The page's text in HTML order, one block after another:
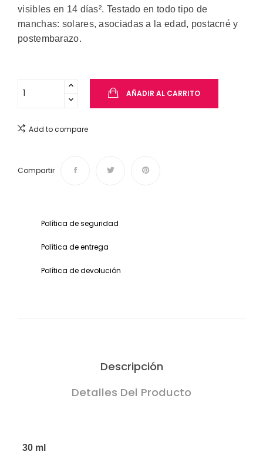
visibles en 14 días². Testado en todo tipo de
manchas: solares, asociadas a la edad, postacné y
postembarazo.
AÑADIR AL CARRITO
Add to compare
Compartir
Política de seguridad
Política de entrega
Política de devolución
Descripción
Detalles Del Producto
30 ml